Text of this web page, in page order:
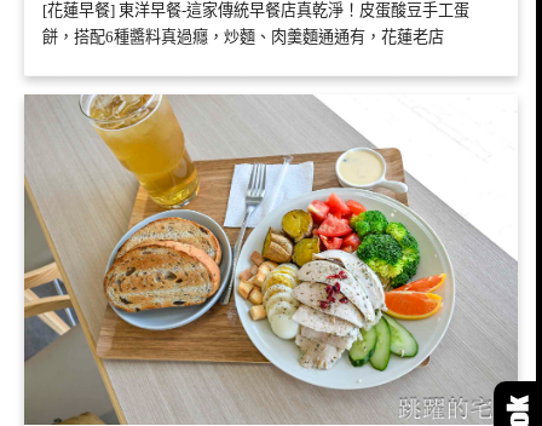
[花蓮早餐] 東洋早餐-這家傳統早餐店真乾淨！皮蛋酸豆手工蛋
餅，搭配6種醬料真過癮，炒麵、肉羹麵通通有，花蓮老店